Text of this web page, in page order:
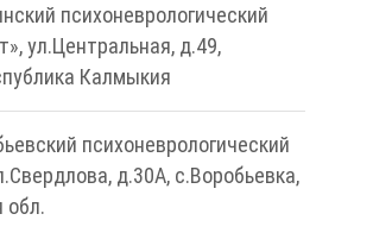
психоневрологический
ул.Центральная, д.49,
Калмыкия
психоневрологический
д.30А, с.Воробьевка,
обл.